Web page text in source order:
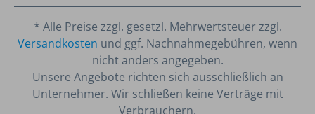
* Alle Preise zzgl. gesetzl. Mehrwertsteuer zzgl.
Versandkosten und ggf. Nachnahmegebühren, wenn
nicht anders angegeben.
Unsere Angebote richten sich ausschließlich an
Unternehmer. Wir schließen keine Verträge mit
Verbrauchern.